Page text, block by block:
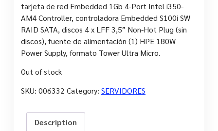
tarjeta de red Embedded 1Gb 4-Port Intel i350-
AM4 Controller, controladora Embedded S100i SW
RAID SATA, discos 4 x LFF 3,5″ Non-Hot Plug (sin
discos), fuente de alimentación (1) HPE 180W
Power Supply, formato Tower Ultra Micro.
Out of stock
SKU: 006332 Category: SERVIDORES
Description